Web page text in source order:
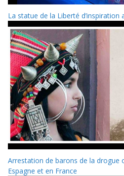
La statue de la Liberté d’inspiration
Arrestation de barons de la drogue
Espagne et en France